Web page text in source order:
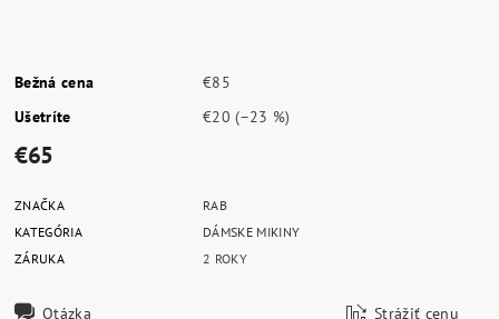
Bežná cena
€85
Ušetríte
€20(–23 %)
€65
ZNAČKA
RAB
KATEGÓRIA
DÁMSKE MIKINY
ZÁRUKA
2 ROKY
Otázka Strážiť cenu